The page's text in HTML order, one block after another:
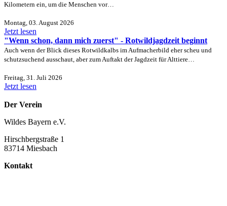
Kilometern ein, um die Menschen vor…
Montag, 03. August 2026
Jetzt lesen
"Wenn schon, dann mich zuerst" - Rotwildjagdzeit beginnt
Auch wenn der Blick dieses Rotwildkalbs im Aufmacherbild eher scheu und
schutzsuchend ausschaut, aber zum Auftakt der Jagdzeit für Alttiere…
Freitag, 31. Juli 2026
Jetzt lesen
Der Verein
Wildes Bayern e.V.
Hirschbergstraße 1
83714 Miesbach
Kontakt